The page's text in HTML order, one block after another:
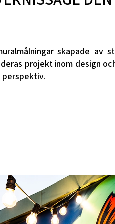
skapade av
projekt inom design
perspektiv.